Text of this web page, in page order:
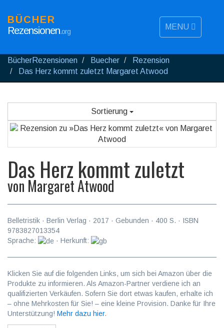
MENU
BÜCHER
Rezensionen.org
BücherRezensionen Buecher
Rezension
Das Herz kommt zuletzt Margaret Atwood
Sortierung
Das Herz kommt zuletzt
von Margaret Atwood
Belletristik · Berlin Verlag · 2017 · Gebunden · 400 S. · ISBN
9783827013354
Sprache:
· Herkunft:
Klicken Sie auf die folgenden Links, um sich bei Amazon über die
Produkte zu informieren. Als Amazon-Partner verdiene ich an
qualifizierten Verkäufen. Sofern Sie dort etwas kaufen, erhalte ich
– ohne Mehrkosten für Sie! – eine kleine Provision. Danke für Ihre
Unterstützung! Mehr dazu hier.